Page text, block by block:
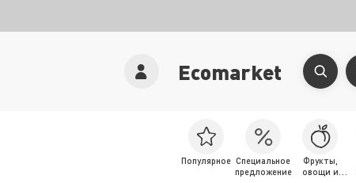
Ecomarket
Популярное Специальное
предложение
Фрукты,
овощи и